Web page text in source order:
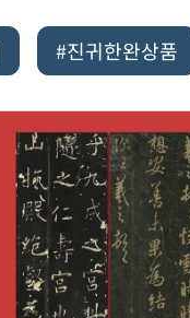
#진귀한완상품